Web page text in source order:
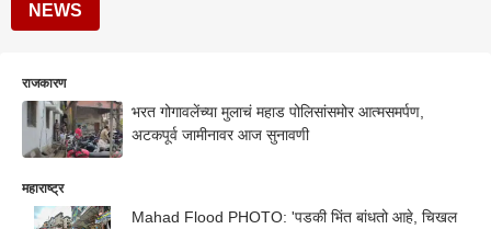
NEWS
राजकारण
भरत गोगावलेंच्या मुलाचं महाड पोलिसांसमोर आत्मसमर्पण,
अटकपूर्व जामीनावर आज सुनावणी
महाराष्ट्र
Mahad Flood PHOTO: 'पडकी भिंत बांधतो आहे, चिखल